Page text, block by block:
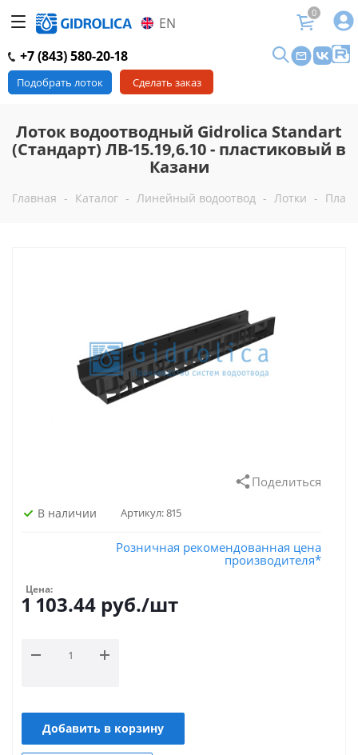
EN
0
+7 (843) 580-20-18
Подобрать лоток Сделать заказ
Лоток водоотводный Gidrolica Standart
(Стандарт) ЛВ-15.19,6.10 - пластиковый в
Казани
Главная - Каталог - Линейный водоотвод - Лотки -
Поделиться
В наличии Артикул:815
Розничная рекомендованная цена
производителя*
Цена:
1 103.44 руб./шт
Добавить в корзину